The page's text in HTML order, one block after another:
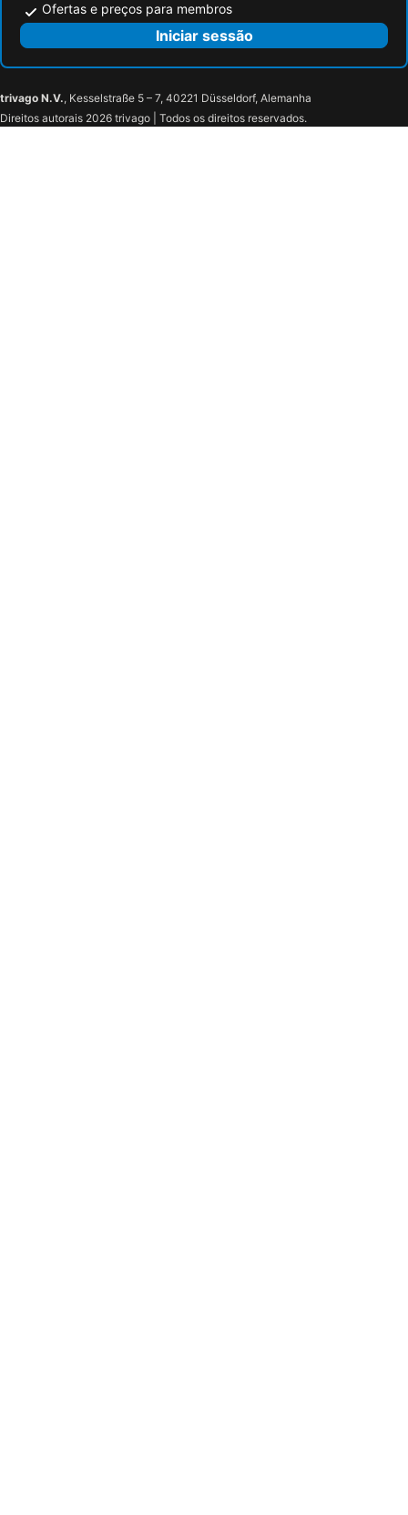
Ofertas e preços para membros
Iniciar sessão
trivago N.V., Kesselstraße 5 – 7, 40221 Düsseldorf, Alemanha
Direitos autorais 2026 trivago | Todos os direitos reservados.